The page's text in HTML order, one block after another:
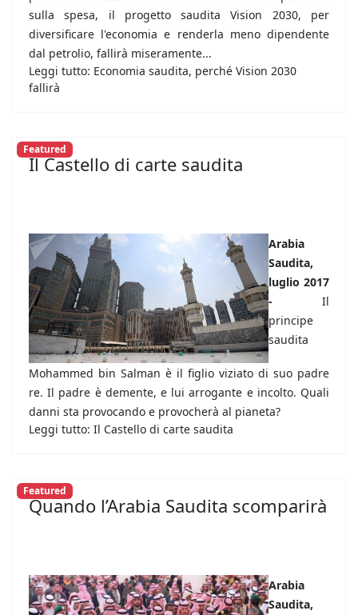
sulla spesa, il progetto saudita Vision 2030, per
diversificare l'economia e renderla meno dipendente
dal petrolio, fallirà miseramente...
Leggi tutto: Economia saudita, perché Vision 2030
fallirà
Featured
Il Castello di carte saudita
Arabia
Saudita,
luglio 2017
- Il
principe
saudita
Mohammed bin Salman è il figlio viziato di suo padre
re. Il padre è demente, e lui arrogante e incolto. Quali
danni sta provocando e provocherà al pianeta?
Leggi tutto: Il Castello di carte saudita
Featured
Quando l’Arabia Saudita scomparirà
Arabia
Saudita,